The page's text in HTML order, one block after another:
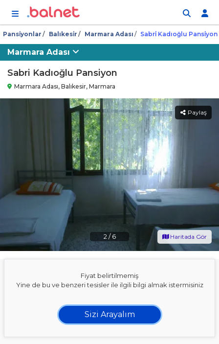
Pansi̇yonlar Balıkesi̇r Marmara Adası Sabri̇ Kadıoğlu Pansi̇yon
Marmara Adası
Sabri Kadıoğlu Pansiyon
Marmara Adası, Balıkesir, Marmara
2 /6
Paylaş
Haritada Gör
Fiyat belirtilmemiş
Yine de bu ve benzeri tesisler ile ilgili bilgi almak istermisiniz
Sizi Arayalım